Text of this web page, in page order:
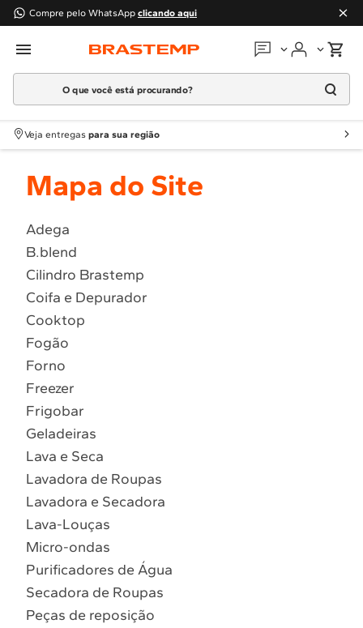
Compre pelo WhatsApp clicando aqui
Em que podemos
Atendimento Brastemp
Localizar assistência técnica
O que você está procurando?
Termos mais buscados
1º Geladeira
2
Fogao
4 º Lava Louça
5 º Cooktop
6º Microondas Brastemp
7º Forno
8º Embutir
9º Combos
Veja entregas para sua região
Mapa do Site
Adega
B.blend
Cilindro Brastemp
Coifa e Depurador
Cooktop
Fogão
Forno
Freezer
Frigobar
Geladeiras
Lava e Seca
Lavadora de Roupas
Lavadora e Secadora
Lava-Louças
Micro-ondas
Purificadores de Água
Secadora de Roupas
Peças de reposição